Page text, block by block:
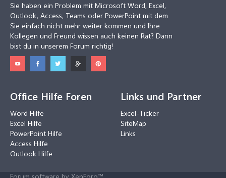
Sie haben ein Problem mit Microsoft Word, Excel,
Outlook, Access, Teams oder PowerPoint mit dem
Sie einfach nicht mehr weiter kommen und Ihre
Kollegen und Freund wissen auch keinen Rat? Dann
bist du in unserem Forum richtig!
Office Hilfe Foren
Word Hilfe
Excel Hilfe
PowerPoint Hilfe
Access Hilfe
Outlook Hilfe
Links und Partner
Excel-Ticker
SiteMap
Links